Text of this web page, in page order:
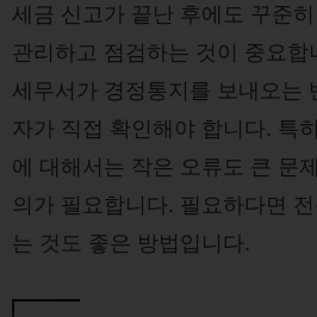
세금 신고가 끝난 후에도 꾸준
관리하고 점검하는 것이 중요합
세무서가 경정통지를 보내오는
자가 직접 확인해야 합니다. 특
에 대해서는 작은 오류도 큰 문
의가 필요합니다. 필요하다면
는 것도 좋은 방법입니다.